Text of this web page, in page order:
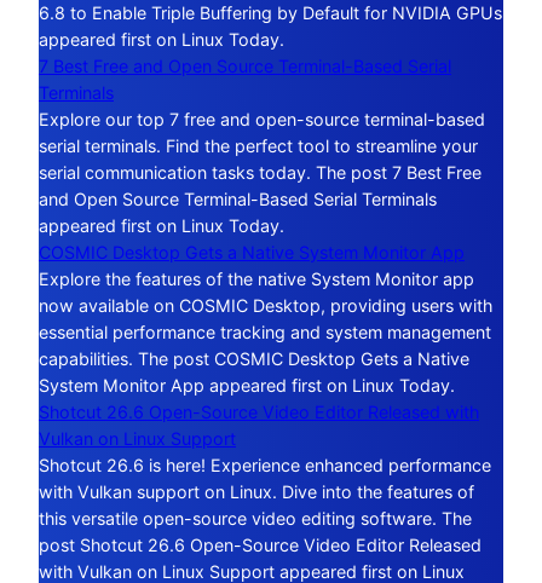
6.8 to Enable Triple Buffering by Default for NVIDIA GPUs
appeared first on Linux Today.
7 Best Free and Open Source Terminal-Based Serial
Terminals
Explore our top 7 free and open-source terminal-based
serial terminals. Find the perfect tool to streamline your
serial communication tasks today. The post 7 Best Free
and Open Source Terminal-Based Serial Terminals
appeared first on Linux Today.
COSMIC Desktop Gets a Native System Monitor App
Explore the features of the native System Monitor app
now available on COSMIC Desktop, providing users with
essential performance tracking and system management
capabilities. The post COSMIC Desktop Gets a Native
System Monitor App appeared first on Linux Today.
Shotcut 26.6 Open-Source Video Editor Released with
Vulkan on Linux Support
Shotcut 26.6 is here! Experience enhanced performance
with Vulkan support on Linux. Dive into the features of
this versatile open-source video editing software. The
post Shotcut 26.6 Open-Source Video Editor Released
with Vulkan on Linux Support appeared first on Linux